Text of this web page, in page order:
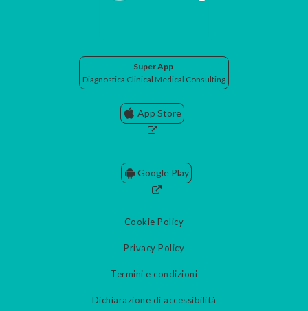
Super App
Diagnostica Clinical Medical Consulting
App Store
Google Play
Cookie Policy
Privacy Policy
Termini e condizioni
Dichiarazione di accessibilità